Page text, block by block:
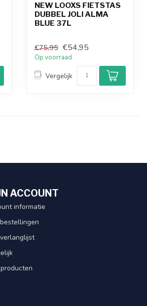
NEW LOOXS FIETSTAS
DUBBEL JOLI ALMA
BLUE 37L
€75,95 €54,95
Op voorraad
Vergelijk
ACCOUNT
informatie